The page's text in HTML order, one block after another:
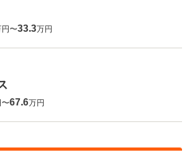
円〜33.3万円
〜67.6万円